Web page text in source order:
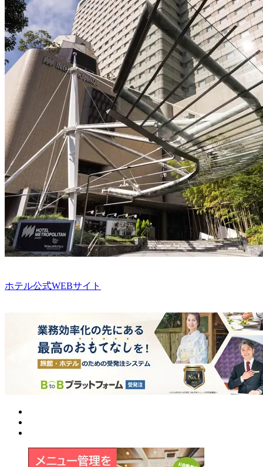
ホテル公式WEBサイト